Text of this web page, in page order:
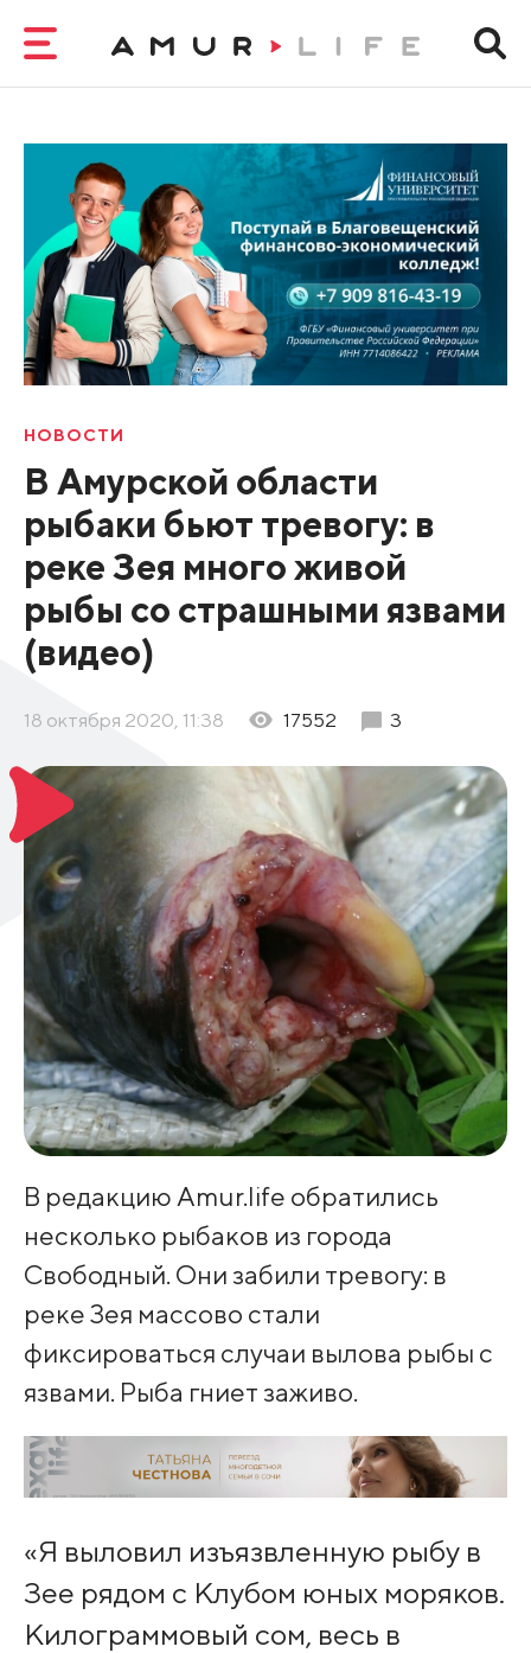
НОВОСТИ
В Амурской области
рыбаки бьют тревогу: в
реке Зея много живой
рыбы со страшными язвами
(видео)
18 октября 2020, 11:38 17552 3
В редакцию Amur.life обратились
несколько рыбаков из города
Свободный. Они забили тревогу: в
реке Зея массово стали
фиксироваться случаи вылова рыбы с
язвами. Рыба гниет заживо.
«Я выловил изъязвленную рыбу в
Зее рядом с Клубом юных моряков.
Килограммовый сом, весь в